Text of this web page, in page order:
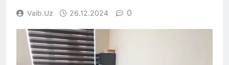
Vaib.uz 26.12.2024 0